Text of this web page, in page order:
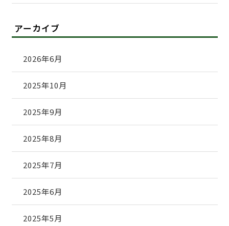
アーカイブ
2026年6月
2025年10月
2025年9月
2025年8月
2025年7月
2025年6月
2025年5月